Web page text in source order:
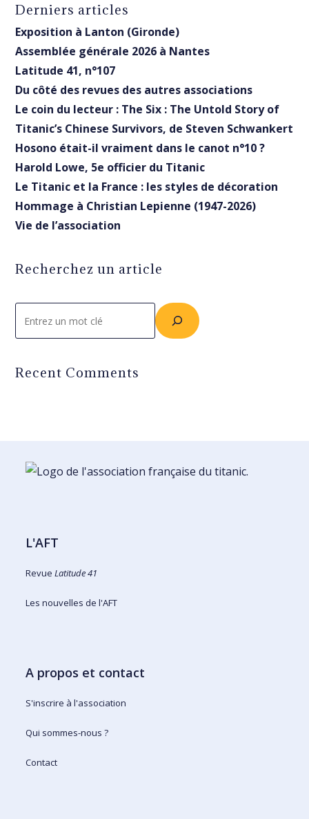
Derniers articles
Exposition à Lanton (Gironde)
Assemblée générale 2026 à Nantes
Latitude 41, n°107
Du côté des revues des autres associations
Le coin du lecteur : The Six : The Untold Story of
Titanic’s Chinese Survivors, de Steven Schwankert
Hosono était-il vraiment dans le canot n°10 ?
Harold Lowe, 5e officier du Titanic
Le Titanic et la France : les styles de décoration
Hommage à Christian Lepienne (1947-2026)
Vie de l’association
Recherchez un article
Recent Comments
L'AFT
RevueLatitude 41
Les nouvelles de l'AFT
A propos et contact
S'inscrire à l'association
Qui sommes-nous ?
Contact